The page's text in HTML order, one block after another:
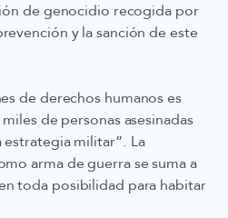
de genocidio recogida por
y la sanción de este
de derechos humanos es
de personas asesinadas
militar”. La
arma de guerra se suma a
toda posibilidad para habitar